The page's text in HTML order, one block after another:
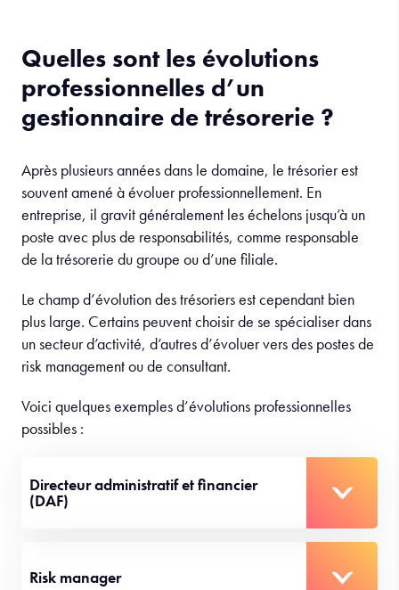
Quelles sont les évolutions
professionnelles d’un
gestionnaire de trésorerie ?
Après plusieurs années dans le domaine, le trésorier est
souvent amené à évoluer professionnellement. En
entreprise, il gravit généralement les échelons jusqu’à un
poste avec plus de responsabilités, comme responsable
de la trésorerie du groupe ou d’une filiale.
Le champ d’évolution des trésoriers est cependant bien
plus large. Certains peuvent choisir de se spécialiser dans
un secteur d’activité, d’autres d’évoluer vers des postes de
risk management ou de consultant.
Voici quelques exemples d’évolutions professionnelles
possibles :
Directeur administratif et financier
(DAF)
Risk manager